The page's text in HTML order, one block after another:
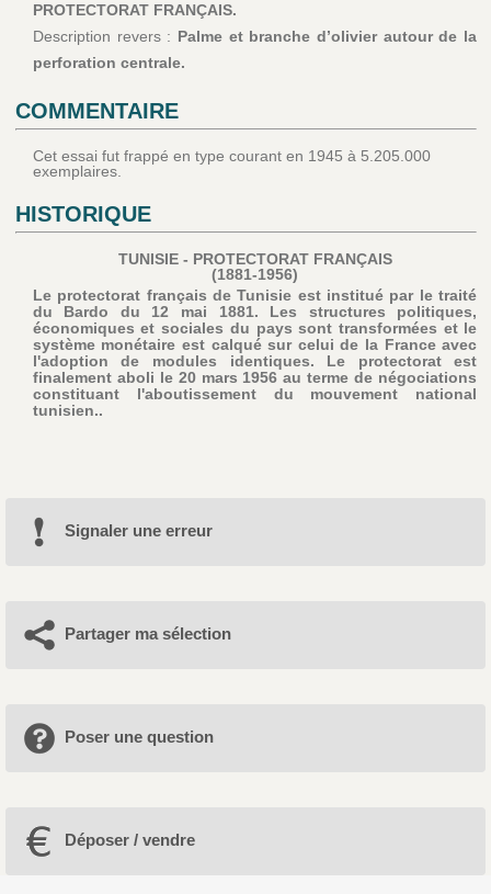
PROTECTORAT FRANÇAIS.
Description revers : Palme et branche d’olivier autour de la
perforation centrale.
COMMENTAIRE
Cet essai fut frappé en type courant en 1945 à 5.205.000
exemplaires.
HISTORIQUE
TUNISIE - PROTECTORAT FRANÇAIS
(1881-1956)
Le protectorat français de Tunisie est institué par le traité
du Bardo du 12 mai 1881. Les structures politiques,
économiques et sociales du pays sont transformées et le
système monétaire est calqué sur celui de la France avec
l'adoption de modules identiques. Le protectorat est
finalement aboli le 20 mars 1956 au terme de négociations
constituant l'aboutissement du mouvement national
tunisien..
Signaler une erreur
Partager ma sélection
Poser une question
Déposer / vendre